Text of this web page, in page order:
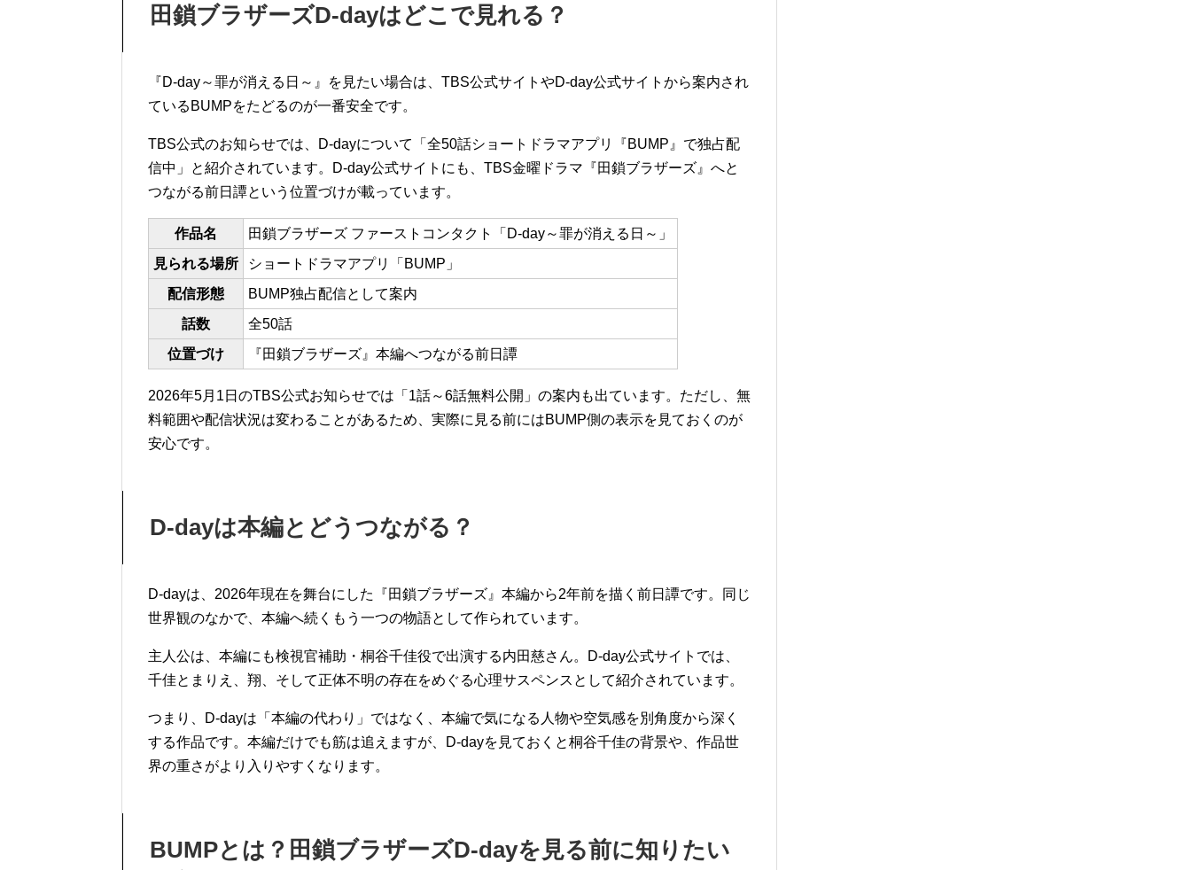
田鎖ブラザーズD-dayはどこで見れる？
『D-day～罪が消える日～』を見たい場合は、TBS公式サイトやD-day公式サイトから案内され
ているBUMPをたどるのが一番安全です。
TBS公式のお知らせでは、D-dayについて「全50話ショートドラマアプリ『BUMP』で独占配
信中」と紹介されています。D-day公式サイトにも、TBS金曜ドラマ『田鎖ブラザーズ』へと
つながる前日譚という位置づけが載っています。
作品名
田鎖ブラザーズ ファーストコンタクト「D-day～罪が消える日～」
見られる場所
ショートドラマアプリ「BUMP」
配信形態
BUMP独占配信として案内
話数
全50話
位置づけ
『田鎖ブラザーズ』本編へつながる前日譚
2026年5月1日のTBS公式お知らせでは「1話～6話無料公開」の案内も出ています。ただし、無
料範囲や配信状況は変わることがあるため、実際に見る前にはBUMP側の表示を見ておくのが
安心です。
D-dayは本編とどうつながる？
D-dayは、2026年現在を舞台にした『田鎖ブラザーズ』本編から2年前を描く前日譚です。同じ
世界観のなかで、本編へ続くもう一つの物語として作られています。
主人公は、本編にも検視官補助・桐谷千佳役で出演する内田慈さん。D-day公式サイトでは、
千佳とまりえ、翔、そして正体不明の存在をめぐる心理サスペンスとして紹介されています。
つまり、D-dayは「本編の代わり」ではなく、本編で気になる人物や空気感を別角度から深く
する作品です。本編だけでも筋は追えますが、D-dayを見ておくと桐谷千佳の背景や、作品世
界の重さがより入りやすくなります。
BUMPとは？田鎖ブラザーズD-dayを見る前に知りたい